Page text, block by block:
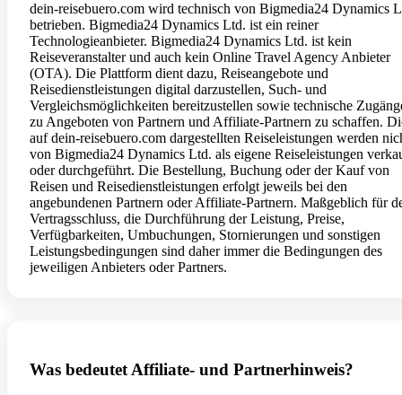
dein-reisebuero.com wird technisch von Bigmedia24 Dynamics
betrieben. Bigmedia24 Dynamics Ltd. ist ein reiner
Technologieanbieter. Bigmedia24 Dynamics Ltd. ist kein
Reiseveranstalter und auch kein Online Travel Agency Anbieter
(OTA). Die Plattform dient dazu, Reiseangebote und
Reisedienstleistungen digital darzustellen, Such- und
Vergleichsmöglichkeiten bereitzustellen sowie technische
zu Angeboten von Partnern und Affiliate-Partnern zu schaffen.
auf dein-reisebuero.com dargestellten Reiseleistungen werden
von Bigmedia24 Dynamics Ltd. als eigene Reiseleistungen
oder durchgeführt. Die Bestellung, Buchung oder der Kauf von
Reisen und Reisedienstleistungen erfolgt jeweils bei den
angebundenen Partnern oder Affiliate-Partnern. Maßgeblich für
Vertragsschluss, die Durchführung der Leistung, Preise,
Verfügbarkeiten, Umbuchungen, Stornierungen und sonstigen
Leistungsbedingungen sind daher immer die Bedingungen des
jeweiligen Anbieters oder Partners.
Was bedeutet Affiliate- und Partnerhinweis?